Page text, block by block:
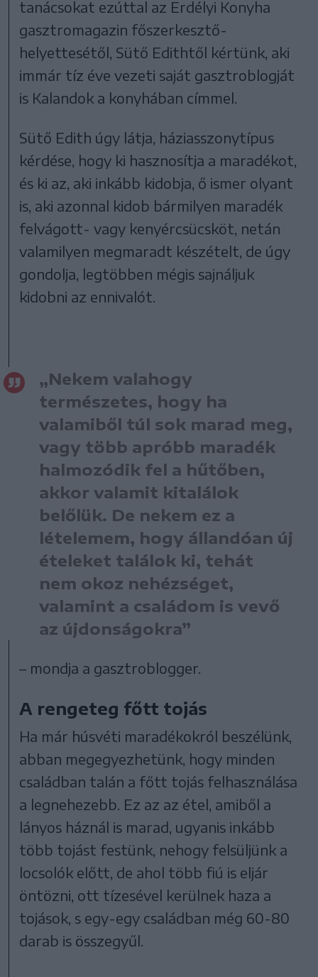
tanácsokat ezúttal az Erdélyi Konyha
gasztromagazin főszerkesztő-
helyettesétől, Sütő Edithtől kértünk, aki
immár tíz éve vezeti saját gasztroblogját
is Kalandok a konyhában címmel.
Sütő Edith úgy látja, háziasszonytípus
kérdése, hogy ki hasznosítja a maradékot,
és ki az, aki inkább kidobja, ő ismer olyant
is, aki azonnal kidob bármilyen maradék
felvágott- vagy kenyércsücsköt, netán
valamilyen megmaradt készételt, de úgy
gondolja, legtöbben mégis sajnáljuk
kidobni az ennivalót.
„Nekem valahogy
természetes, hogy ha
valamiből túl sok marad meg,
vagy több apróbb maradék
halmozódik fel a hűtőben,
akkor valamit kitalálok
belőlük. De nekem ez a
lételemem, hogy állandóan új
ételeket találok ki, tehát
nem okoz nehézséget,
valamint a családom is vevő
az újdonságokra”
– mondja a gasztroblogger.
A rengeteg főtt tojás
Ha már húsvéti maradékokról beszélünk,
abban megegyezhetünk, hogy minden
családban talán a főtt tojás felhasználása
a legnehezebb. Ez az az étel, amiből a
lányos háznál is marad, ugyanis inkább
több tojást festünk, nehogy felsüljünk a
locsolók előtt, de ahol több fiú is eljár
öntözni, ott tízesével kerülnek haza a
tojások, s egy-egy családban még 60-80
darab is összegyűl.